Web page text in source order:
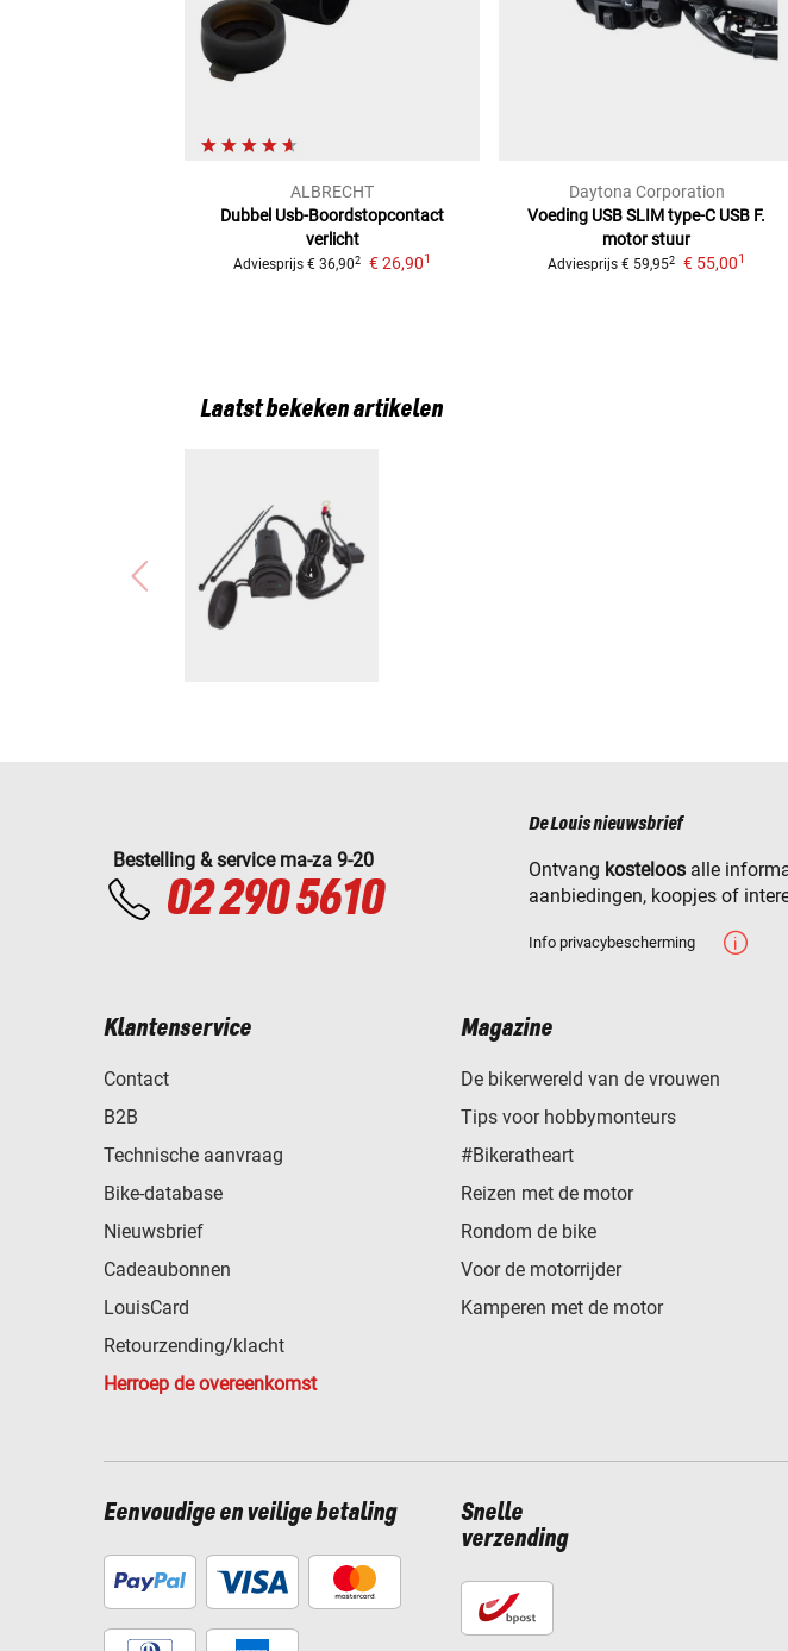
ALBRECHT
Dubbel Usb-Boordstopcontact
verlicht
Adviesprijs € 36,902 € 26,901
Daytona Corporation
Voeding USB SLIM type-C USB F.
motor stuur
Adviesprijs € 59,952 € 55,001
Laatst bekeken artikelen
Bestelling & service ma-za 9-20
02 290 5610
De Louis nieuwsbrief
Ontvang kosteloos alle
aanbiedingen, koopjes of
Info privacybescherming
Klantenservice
Contact
B2B
Technische aanvraag
Bike-database
Nieuwsbrief
Cadeaubonnen
LouisCard
Retourzending/klacht
Herroep de overeenkomst
Magazine
De bikerwereld van de vrouwen
Tips voor hobbymonteurs
#Bikeratheart
Reizen met de motor
Rondom de bike
Voor de motorrijder
Kamperen met de motor
Eenvoudige en veilige betaling
Snelle
verzending